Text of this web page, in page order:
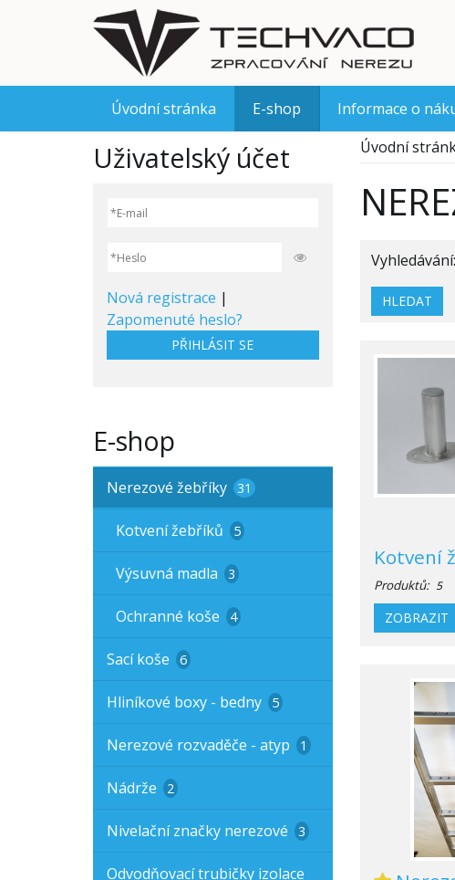
Úvodní stránka E-shop Informace o
Úvodní
Vyhledávání:
HLEDAT
Kotvení
Produktů: 5
ZOBRAZIT
Uživatelský účet
Nová registrace |
Zapomenuté heslo?
PŘIHLÁSIT SE
E-shop
Nerezové žebříky 31
Kotvení žebříků 5
Výsuvná madla 3
Ochranné koše 4
Sací koše 6
Hliníkové boxy - bedny 5
Nerezové rozvaděče - atyp 1
Nádrže 2
Nivelační značky nerezové 3
Odvodňovací trubičky izolace